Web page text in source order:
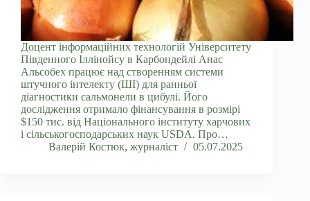
Доцент інформаційних технологій Університету
Південного Іллінойсу в Карбондейлі Анас
Альсобех працює над створенням системи
штучного інтелекту (ШІ) для ранньої
діагностики сальмонели в цибулі. Його
дослідження отримало фінансування в розмірі
$150 тис. від Національного інституту харчових
і сільськогосподарських наук USDA. Про…
Валерій Костюк, журналіст
05.07.2025